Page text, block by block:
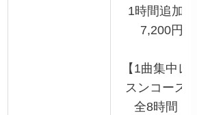
1時間追加毎
7,200円
【1曲集中レ
スンコース
全8時間：